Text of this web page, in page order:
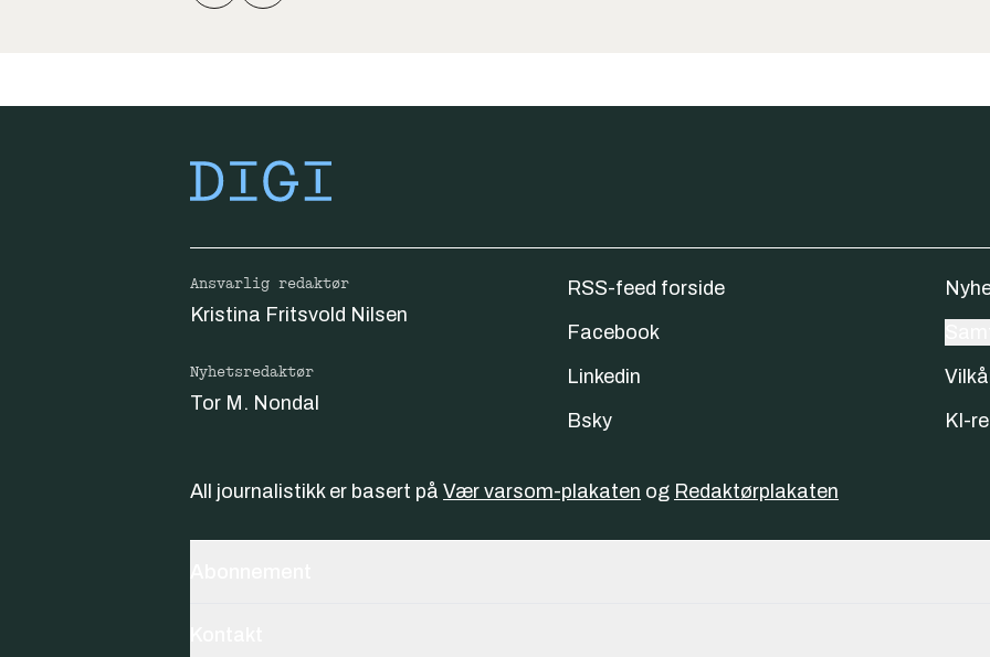
Ansvarlig redaktør
Kristina Fritsvold Nilsen
Nyhetsredaktør
Tor M. Nondal
RSS-feed forside
Facebook
Linkedin
Bsky
KI-
All journalistikk er basert på Vær varsom-plakaten og Redaktørplakaten